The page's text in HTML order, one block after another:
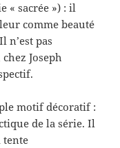
« sacrée ») : il
comme beauté
n’est pas
Joseph
motif décoratif :
de la série. Il
tente